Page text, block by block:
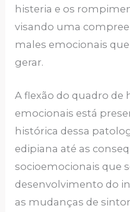
histeria e os
visando uma
males emocionais
gerar.
A flexão do quadro
emocionais está
histórica dessa
edipiana até as
socioemocionais que
desenvolvimento do
as mudanças de